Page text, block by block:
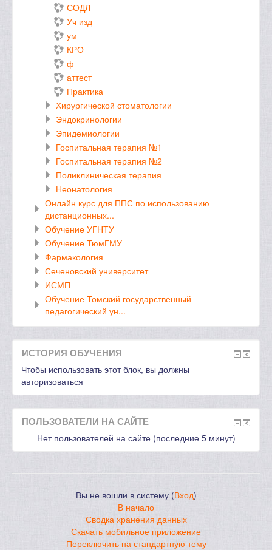
СОДЛ
Уч изд
ум
КРО
ф
аттест
Практика
Хирургической стоматологии
Эндокринологии
Эпидемиологии
Госпитальная терапия №1
Госпитальная терапия №2
Поликлиническая терапия
Неонатология
Онлайн курс для ППС по использованию
дистанционных...
Обучение УГНТУ
Обучение ТюмГМУ
Фармакология
Сеченовский университет
ИСМП
Обучение Томский государственный
педагогический ун...
ИСТОРИЯ ОБУЧЕНИЯ
Чтобы использовать этот блок, вы должны
авторизоваться
ПОЛЬЗОВАТЕЛИ НА САЙТЕ
Нет пользователей на сайте (последние 5 минут)
Вы не вошли в систему (Вход)
В начало
Сводка хранения данных
Скачать мобильное приложение
Переключить на стандартную тему